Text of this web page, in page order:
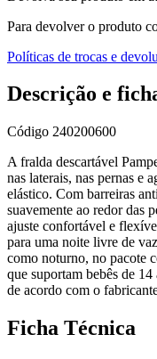
Para devolver o produto
Políticas de trocas e
Descrição e
Código 240200600
A fralda descartável
nas laterais, nas pernas e
elástico. Com barreiras
suavemente ao redor das
ajuste confortável e
para uma noite livre de
como noturno, no pacote
que suportam bebês de
de acordo com o
Ficha Técnica